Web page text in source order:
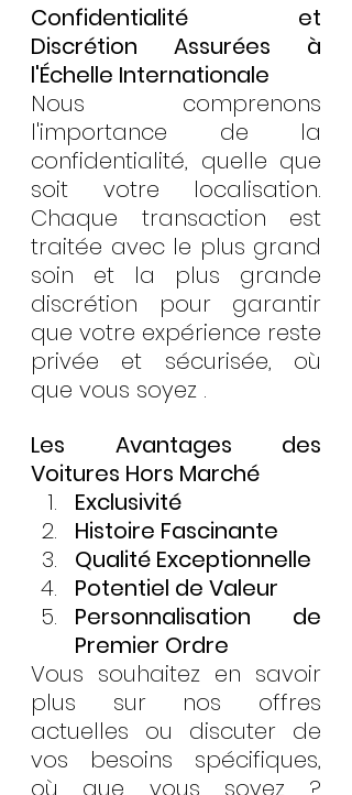
Confidentialité et
Discrétion Assurées à
l'Échelle Internationale
Nous comprenons
l'importance de la
confidentialité, quelle que
soit votre localisation.
Chaque transaction est
traitée avec le plus grand
soin et la plus grande
discrétion pour garantir
que votre expérience reste
privée et sécurisée, où
que vous soyez .
Les Avantages des
Voitures Hors Marché
Exclusivité
Histoire Fascinante
Qualité Exceptionnelle
Potentiel de Valeur
Personnalisation de
Premier Ordre
Vous souhaitez en savoir
plus sur nos offres
actuelles ou discuter de
vos besoins spécifiques,
où que vous soyez ?